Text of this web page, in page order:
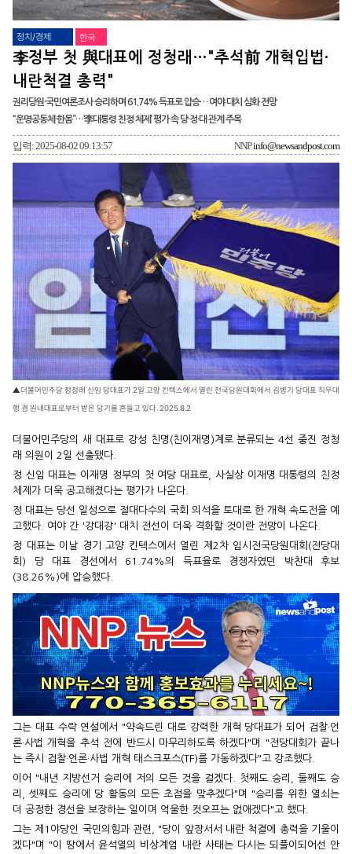
정치/경제 한국
李정부 첫 與대표에 정청래…"추석前 개혁입법·
내란척결 총력"
권리당원·국민여론조사 승리하며 61.74% 득표로 압승… 여야 대치 심화 전망
“운명공동체·한몸”…‘李대통령 친정 체제’ 평가 속 당·정·대 관계 주목
입력: 2025-08-02 09:13:57 NNPinfo@newsandpost.com
▲더불어민주당 정청래 신임 당대표가 2일 고양 킨텍스에서 열린 전국당원대회에서 김병기 당대표 직무대
행 겸 원내대표로부터 받은 당기를 흔들고 있다. 2025.8.2
더불어민주당의 새 대표로 강성 친명(친이재명)계로 분류되는 4선 중진 정청
래 의원이 2일 선출됐다.
정 신임 대표는 이재명 정부의 첫 여당 대표로, 사실상 이재명 대통령의 친정
체제가 더욱 공고해졌다는 평가가 나온다.
정 대표는 당선 일성으로 절대다수의 국회 의석을 토대로 한 개혁 속도전을 예
고했다. 여야 간 '강대강' 대치 전선이 더욱 격화할 것이란 전망이 나온다.
정 대표는 이날 경기 고양 킨텍스에서 열린 제2차 임시전국당원대회(전당대
회) 당 대표 경선에서 61.74%의 득표율로 경쟁자였던 박찬대 후보
(38.26%)에 압승했다.
그는 대표 수락 연설에서 "약속드린 대로 강력한 개혁 당대표가 되어 검찰·언
론·사법 개혁을 추석 전에 반드시 마무리하도록 하겠다"며 "전당대회가 끝나
는 즉시 검찰·언론·사법 개혁 태스크포스(TF)를 가동하겠다"고 강조했다.
이어 "내년 지방선거 승리에 저의 모든 것을 걸겠다. 첫째도 승리, 둘째도 승
리, 셋째도 승리에 당 활동의 모든 초점을 맞추겠다"며 "승리를 위한 열쇠는
더 공정한 경선을 보장하는 일이며 억울한 컷오프는 없애겠다"고 했다.
그는 제1야당인 국민의힘과 관련, "당이 앞장서서 내란 척결에 총력을 기울이
겠다"며 "이 땅에서 윤석열의 비상계엄 내란 사태는 다시는 되풀이되어선 안